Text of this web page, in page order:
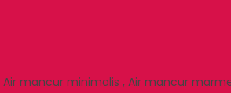
Air mancur minimalis , Air mancur